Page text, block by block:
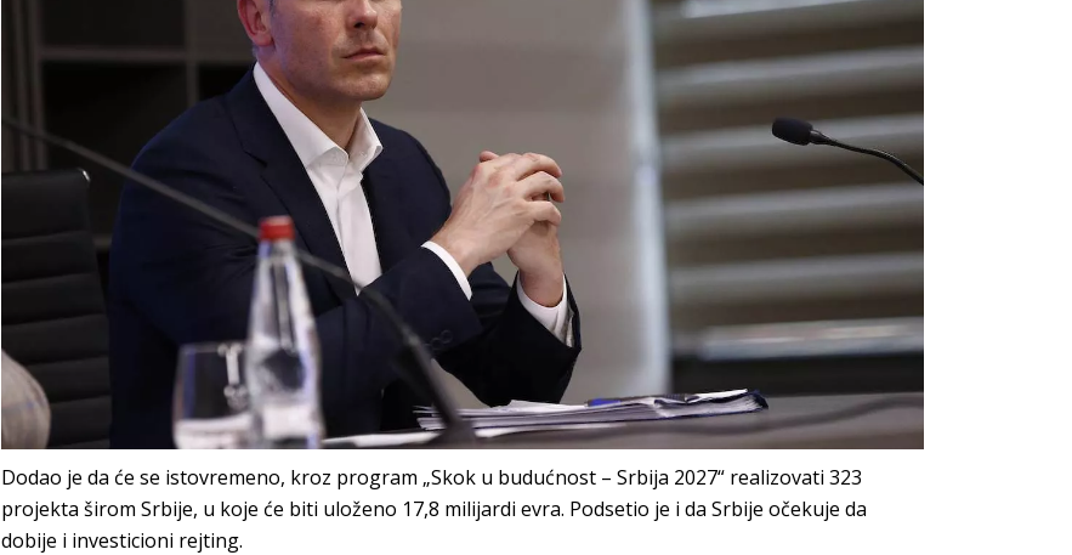
Dodao je da će se istovremeno, kroz program „Skok u budućnost – Srbija 2027“ realizovati 323
projekta širom Srbije, u koje će biti uloženo 17,8 milijardi evra. Podsetio je i da Srbije očekuje da
dobije i investicioni rejting.